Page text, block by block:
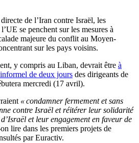
de l’Iran contre Israël, les
se penchent sur les mesures à
majeure du conflit au Moyen-
sur les pays voisins.
y compris au Liban, devrait être à
de deux jours des dirigeants de
mercredi (17 avril).
« condamner fermement et sans
contre Israël et réitérer leur solidarité
et leur engagement en faveur de
lire dans les premiers projets de
par Euractiv.